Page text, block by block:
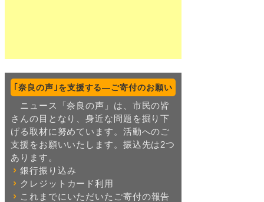
｢奈良の声｣を支援する―ご寄付のお願い
ニュース「奈良の声」は、市民の皆
さんの目となり、身近な問題を掘り下
げる取材に努めています。活動へのご
支援をお願いいたします。振込先は2つ
あります。
銀行振り込み
クレジットカード利用
これまでにいただいたご寄付の報告